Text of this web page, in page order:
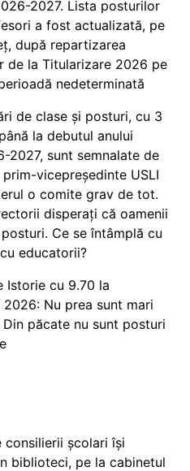
2027. Lista posturilor
a fost actualizată, pe
după repartizarea
de la Titularizare 2026 pe
nedeterminată
de clase și posturi, cu 3
la debutul anului
2027, sunt semnalate de
prim-vicepreședinte USLI
o comite grav de tot.
disperați că oamenii
Ce se întâmplă cu
educatorii?
Istorie cu 9.70 la
Nu prea sunt mari
păcate nu sunt posturi
consilierii școlari își
biblioteci, pe la cabinetul